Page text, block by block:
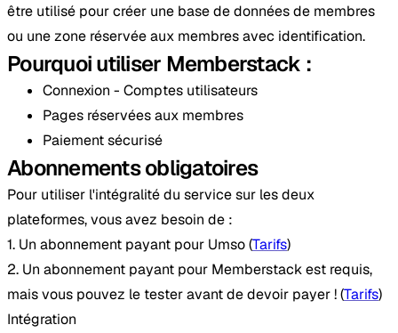
être utilisé pour créer une base de données de membres
ou une zone réservée aux membres avec identification.
Pourquoi utiliser Memberstack :
Connexion - Comptes utilisateurs
Pages réservées aux membres
Paiement sécurisé
Abonnements obligatoires
Pour utiliser l'intégralité du service sur les deux
plateformes, vous avez besoin de :
1. Un abonnement payant pour Umso (Tarifs)
2. Un abonnement payant pour Memberstack est requis,
mais vous pouvez le tester avant de devoir payer ! (Tarifs)
Intégration